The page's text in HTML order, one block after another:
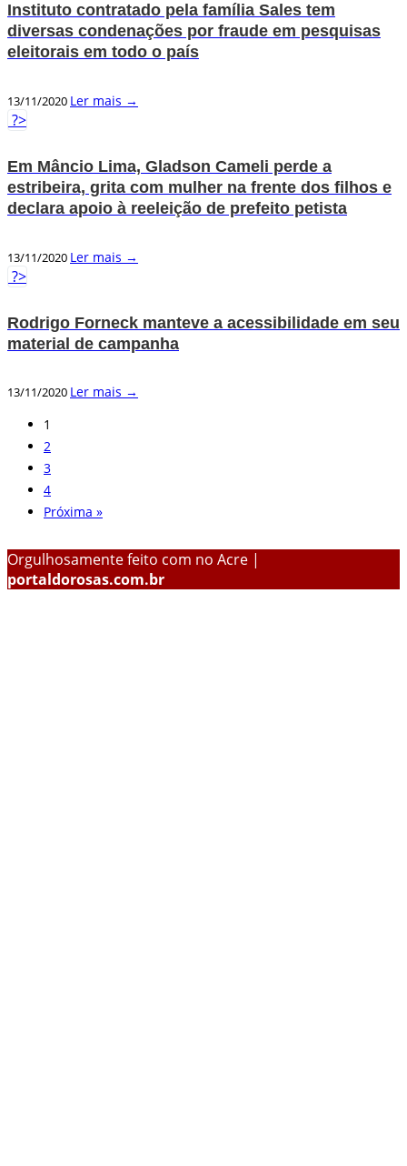
Instituto contratado pela família Sales tem
diversas condenações por fraude em pesquisas
eleitorais em todo o país
13/11/2020 Ler mais →
?>
Em Mâncio Lima, Gladson Cameli perde a
estribeira, grita com mulher na frente dos filhos e
declara apoio à reeleição de prefeito petista
13/11/2020 Ler mais →
?>
Rodrigo Forneck manteve a acessibilidade em seu
material de campanha
13/11/2020 Ler mais →
1
2
3
4
Próxima »
Orgulhosamente feito com no Acre |
portaldorosas.com.br